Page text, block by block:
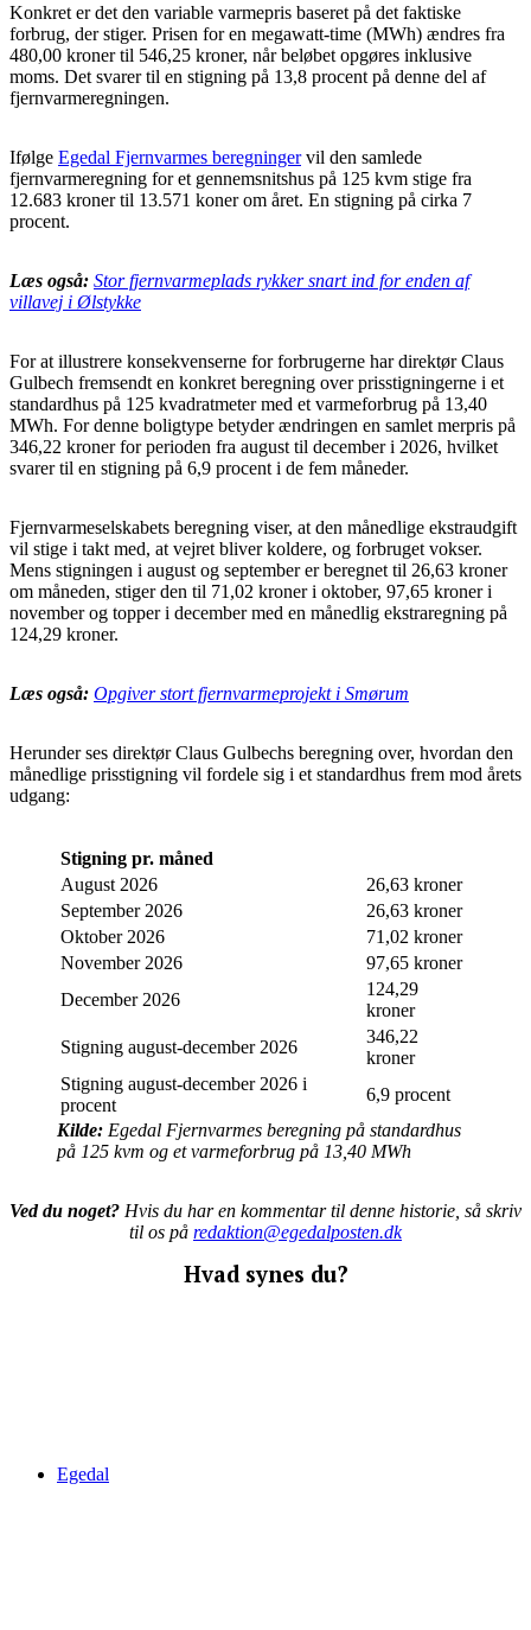
Konkret er det den variable varmepris baseret på det faktiske
forbrug, der stiger. Prisen for en megawatt-time (MWh) ændres fra
480,00 kroner til 546,25 kroner, når beløbet opgøres inklusive
moms. Det svarer til en stigning på 13,8 procent på denne del af
fjernvarmeregningen.
Ifølge Egedal Fjernvarmes beregningervil den samlede
fjernvarmeregning for et gennemsnitshus på 125 kvm stige fra
12.683 kroner til 13.571 koner om året. En stigning på cirka 7
procent.
Læs også: Stor fjernvarmeplads rykker snart ind for enden af
villavej i Ølstykke
For at illustrere konsekvenserne for forbrugerne har direktør Claus
Gulbech fremsendt en konkret beregning over prisstigningerne i et
standardhus på 125 kvadratmeter med et varmeforbrug på 13,40
MWh. For denne boligtype betyder ændringen en samlet merpris på
346,22 kroner for perioden fra august til december i 2026, hvilket
svarer til en stigning på 6,9 procent i de fem måneder.
Fjernvarmeselskabets beregning viser, at den månedlige ekstraudgift
vil stige i takt med, at vejret bliver koldere, og forbruget vokser.
Mens stigningen i august og september er beregnet til 26,63 kroner
om måneden, stiger den til 71,02 kroner i oktober, 97,65 kroner i
november og topper i december med en månedlig ekstraregning på
124,29 kroner.
Læs også: Opgiver stort fjernvarmeprojekt i Smørum
Herunder ses direktør Claus Gulbechs beregning over, hvordan den
månedlige prisstigning vil fordele sig i et standardhus frem mod årets
udgang:
Stigning pr. måned
August 2026
26,63 kroner
September 2026
26,63 kroner
Oktober 2026
71,02 kroner
November 2026
97,65 kroner
December 2026
124,29
kroner
Stigning august-december 2026
346,22
kroner
Stigning august-december 2026 i
procent
6,9 procent
Kilde: Egedal Fjernvarmes beregning på standardhus
på 125 kvm og et varmeforbrug på 13,40 MWh
Ved du noget? Hvis du har en kommentar til denne historie, så skriv
til os på redaktion@egedalposten.dk
Hvad synes du?
Egedal